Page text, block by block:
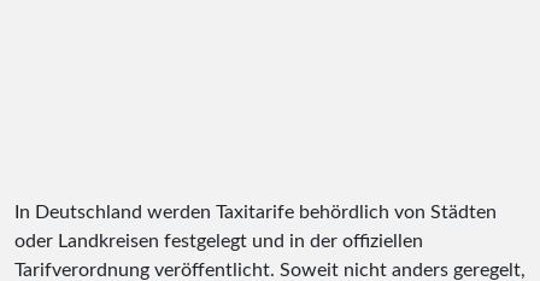
In Deutschland werden Taxitarife behördlich von Städten
oder Landkreisen festgelegt und in der offiziellen
Tarifverordnung veröffentlicht. Soweit nicht anders geregelt,